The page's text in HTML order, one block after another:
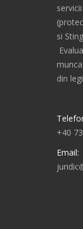
si
din
+40
Email: